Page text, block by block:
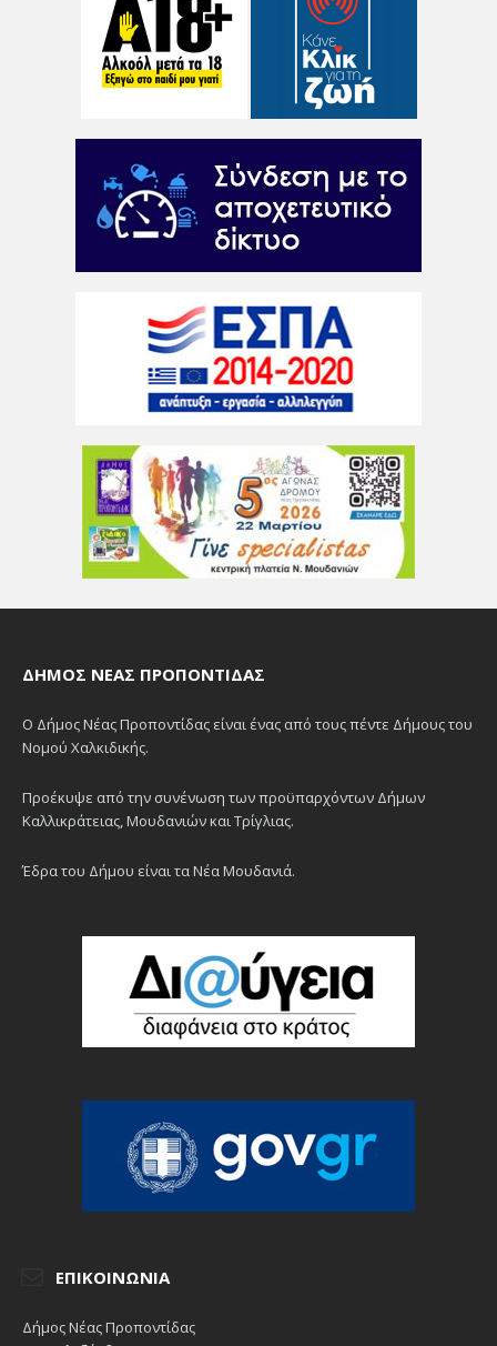
ΔΉΜΟΣ ΝΈΑΣ ΠΡΟΠΟΝΤΊΔΑΣ
Ο Δήμος Νέας Προποντίδας είναι ένας από τους πέντε Δήμους του
Νομού Χαλκιδικής.
Προέκυψε από την συνένωση των προϋπαρχόντων Δήμων
Καλλικράτειας, Μουδανιών και Τρίγλιας.
Έδρα του Δήμου είναι τα Νέα Μουδανιά.
ΕΠΙΚΟΙΝΩΝΊΑ
Δήμος Νέας Προποντίδας